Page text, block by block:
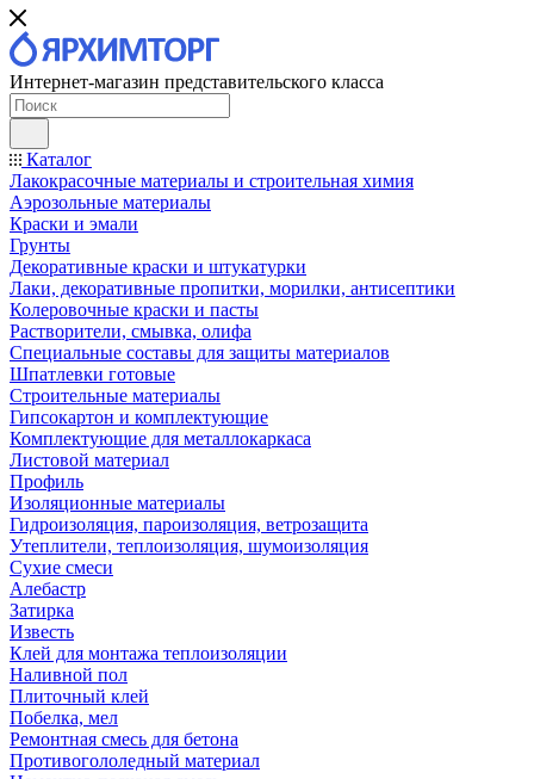
Интернет-магазин представительского класса
Каталог
Лакокрасочные материалы и строительная химия
Аэрозольные материалы
Краски и эмали
Грунты
Декоративные краски и штукатурки
Лаки, декоративные пропитки, морилки, антисептики
Колеровочные краски и пасты
Растворители, смывка, олифа
Специальные составы для защиты материалов
Шпатлевки готовые
Строительные материалы
Гипсокартон и комплектующие
Комплектующие для металлокаркаса
Листовой материал
Профиль
Изоляционные материалы
Гидроизоляция, пароизоляция, ветрозащита
Утеплители, теплоизоляция, шумоизоляция
Сухие смеси
Алебастр
Затирка
Известь
Клей для монтажа теплоизоляции
Наливной пол
Плиточный клей
Побелка, мел
Ремонтная смесь для бетона
Противогололедный материал